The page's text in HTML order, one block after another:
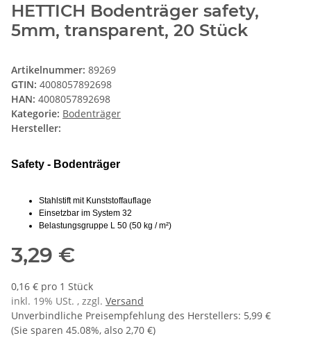
HETTICH Bodenträger safety,
5mm, transparent, 20 Stück
Artikelnummer: 89269
GTIN: 4008057892698
HAN: 4008057892698
Kategorie: Bodenträger
Hersteller:
Safety - Bodenträger
Stahlstift mit Kunststoffauflage
Einsetzbar im System 32
Belastungsgruppe L 50 (50 kg / m²)
3,29 €
0,16 € pro 1 Stück
inkl. 19% USt. , zzgl. Versand
Unverbindliche Preisempfehlung des Herstellers: 5,99 €
(Sie sparen 45.08%, also 2,70 €)